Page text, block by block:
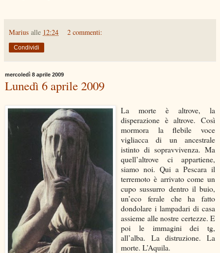
Marius alle 12:24 2 commenti:
Condividi
mercoledì 8 aprile 2009
Lunedì 6 aprile 2009
La morte è altrove, la
disperazione è altrove. Così
mormora la flebile voce
vigliacca di un ancestrale
istinto di sopravvivenza. Ma
quell’altrove ci appartiene,
siamo noi. Qui a Pescara il
terremoto è arrivato come un
cupo sussurro dentro il buio,
un’eco ferale che ha fatto
dondolare i lampadari di casa
assieme alle nostre certezze. E
poi le immagini dei tg,
all’alba. La distruzione. La
morte. L’Aquila.